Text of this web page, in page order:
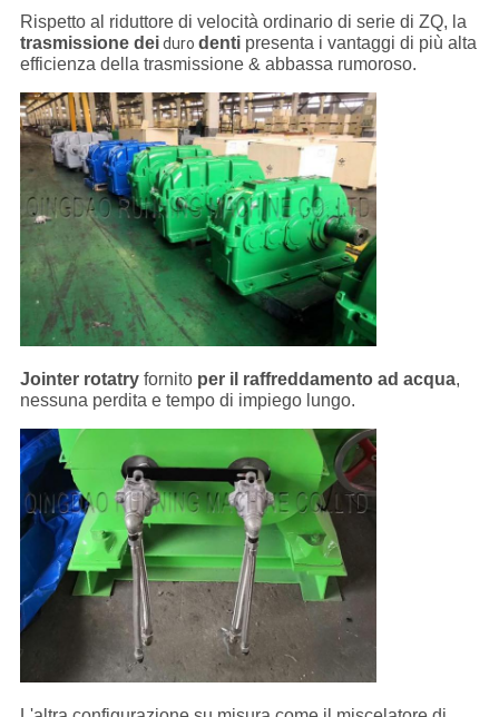
Rispetto al riduttore di velocità ordinario di serie di ZQ, la
trasmissione deiduro dentipresenta i vantaggi di più alta
efficienza della trasmissione & abbassa rumoroso.
Jointer rotatryfornito per il raffreddamento ad acqua,
nessuna perdita e tempo di impiego lungo.